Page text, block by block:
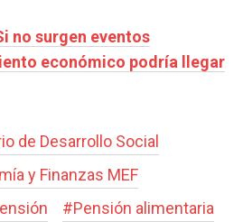
no surgen eventos
económico podría llegar
de Desarrollo Social
y Finanzas MEF
#Pensión alimentaria